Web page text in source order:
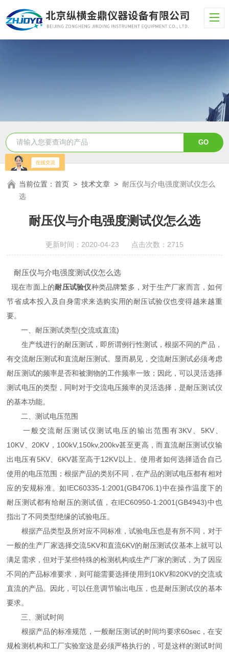
当前位置：首页 >技术文章 > 耐压仪与介电强度测试仪怎么
选
耐压仪与介电强度测试仪怎么选
更新时间：2020-04-23 点击次数：2715
耐压仪与介电强度测试仪怎么选
现在市面上的耐压试验仪种类品牌繁多，对于生产厂家而言，如何
节省成本投入及自身需求来选购实用的耐压试验仪也变得越来越重
要。
一、耐压测试类型(交流或直流)
生产线进行的耐压测试，即所谓例行性测试，根据不同的产品，
有交流耐压测试和直流耐压测试。显而易见，交流耐压测试必须考虑
耐压测试的频率是否和被测物的工作频率一致；因此，可以灵活选择
测试电压的类型，同时对于交流电压频率的灵活选择，是耐压测试仪
的基本功能。
二、测试电压范围
一般交流耐压测试仪测试电压的输出范围有3KV、5KV、
10KV、20KV，100kV,150kv,200kv甚至更高，而直流耐压测试仪输
出电压有5KV、6KV甚至高于12KV以上。使用者如何选择适合自己
使用的电压范围；根据产品的类别不同，在产品的测试电压都有相对
应的安规标准。如IEC60335-1:2001(GB4706.1)中在操作温度下的
耐压测试都有给耐压的测试值，在IEC60950-1:2001(GB4943)中也
指出了不同类型绝缘的试验电压。
根据产品类型及所对应不同标准，试验电压也是有所不同，对于
一般的生产厂家选择交流5KV和直流6KV的耐压测试仪基本上就可以
满足需求，但对于某些特殊的检测机构或生产厂家的测试，为了因应
不同的产品标准要求，则可能需要选择使用到10KV和20KV的交流或
直流的产品。因此，可以任意调节输出电压，也是耐压测试仪的基本
要求。
三、测试时间
根据产品的标准规范，一般耐压测试的时间均要求60sec，在安
规检测机构和工厂实验室这是必须严格执行的，可是这样的测试时间